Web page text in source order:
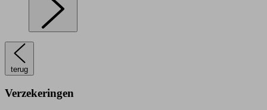
terug
Verzekeringen